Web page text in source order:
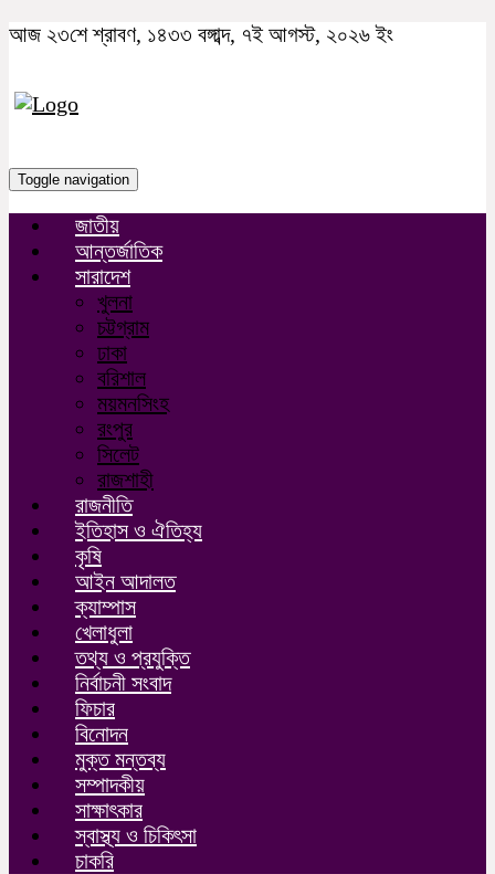
আজ ২৩শে শ্রাবণ, ১৪৩৩ বঙ্গাব্দ, ৭ই আগস্ট, ২০২৬ ইং
Toggle navigation
জাতীয়
আন্তর্জাতিক
সারাদেশ
খুলনা
চট্টগ্রাম
ঢাকা
বরিশাল
ময়মনসিংহ
রংপুর
সিলেট
রাজশাহী
রাজনীতি
ইতিহাস ও ঐতিহ্য
কৃষি
আইন আদালত
ক্যাম্পাস
খেলাধুলা
তথ্য ও প্রযুক্তি
নির্বাচনী সংবাদ
ফিচার
বিনোদন
মুক্ত মন্তব্য
সম্পাদকীয়
সাক্ষাৎকার
স্বাস্থ্য ও চিকিৎসা
চাকরি